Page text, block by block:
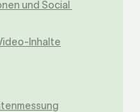
und Social
Inhalte